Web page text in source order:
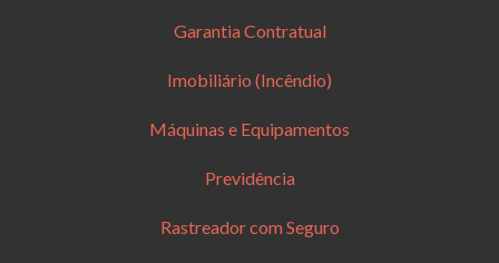
Garantia Contratual
Imobiliário (Incêndio)
Máquinas e Equipamentos
Previdência
Rastreador com Seguro